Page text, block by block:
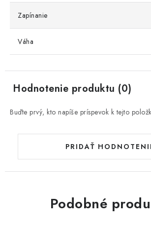
Zapínanie
Váha
Hodnotenie produktu (0)
Buďte prvý, kto napíše príspevok k tejto
PRIDAŤ
Podobné